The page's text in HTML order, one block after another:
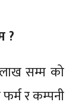
?
सम्म को
र कम्पनी